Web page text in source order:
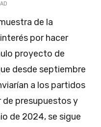
de la
por hacer
proyecto de
desde septiembre
a los partidos
de presupuestos y
de 2024, se sigue